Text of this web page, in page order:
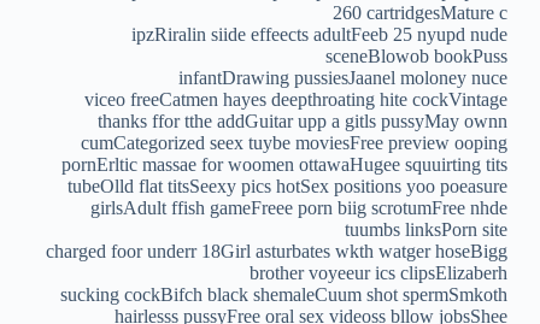
260 cartridgesMature c
ipzRiralin siide effeects adultFeeb 25 nyupd nude
sceneBlowob bookPuss
infantDrawing pussiesJaanel moloney nuce
viceo freeCatmen hayes deepthroating hite cockVintage
thanks ffor tthe addGuitar upp a gitls pussyMay ownn
cumCategorized seex tuybe moviesFree preview ooping
pornErltic massae for woomen ottawaHugee squuirting tits
tubeOlld flat titsSeexy pics hotSex positions yoo poeasure
girlsAdult ffish gameFreee porn biig scrotumFree nhde
tuumbs linksPorn site
charged foor underr 18Girl asturbates wkth watger hoseBigg
brother voyeeur ics clipsElizaberh
sucking cockBifch black shemaleCuum shot spermSmkoth
hairlesss pussyFree oral sex videoss bllow jobsShee